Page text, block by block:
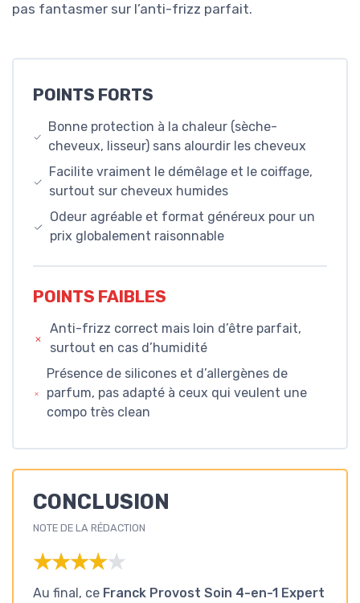
pas fantasmer sur l’anti-frizz parfait.
POINTS FORTS
Bonne protection à la chaleur (sèche-
cheveux, lisseur) sans alourdir les cheveux
Facilite vraiment le démêlage et le coiffage,
surtout sur cheveux humides
Odeur agréable et format généreux pour un
prix globalement raisonnable
POINTS FAIBLES
Anti-frizz correct mais loin d’être parfait,
surtout en cas d’humidité
Présence de silicones et d’allergènes de
parfum, pas adapté à ceux qui veulent une
compo très clean
CONCLUSION
NOTE DE LA RÉDACTION
★★★★★
★★★★★
Au final, ce Franck Provost Soin 4-en-1 Expert